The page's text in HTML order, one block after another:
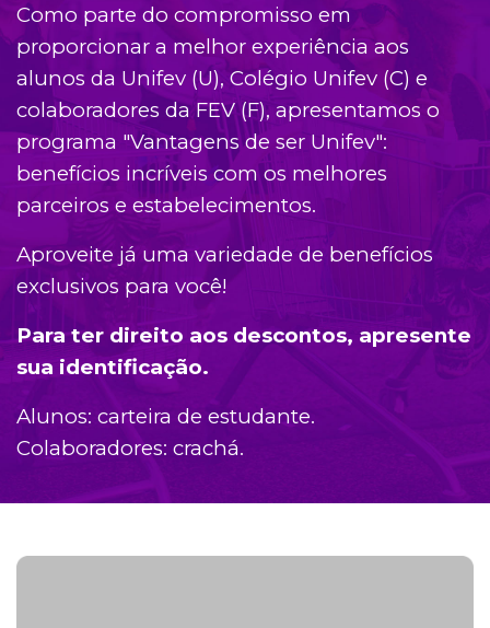
Como parte do compromisso em
proporcionar a melhor experiência aos
alunos da Unifev (U), Colégio Unifev (C) e
colaboradores da FEV (F), apresentamos o
programa "Vantagens de ser Unifev":
benefícios incríveis com os melhores
parceiros e estabelecimentos.
Aproveite já uma variedade de benefícios
exclusivos para você!
Para ter direito aos descontos, apresente
sua identificação.
Alunos: carteira de estudante.
Colaboradores: crachá.